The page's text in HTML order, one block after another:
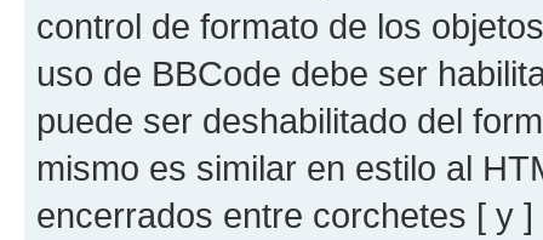
control de formato de los
uso de BBCode debe ser
puede ser deshabilitado del
mismo es similar en estilo al
encerrados entre corchetes [ y